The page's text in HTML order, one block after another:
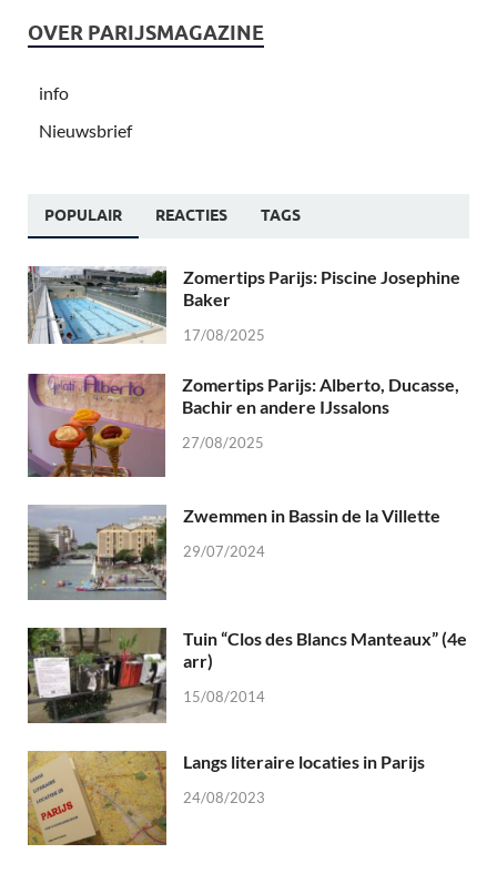
OVER PARIJSMAGAZINE
info
Nieuwsbrief
POPULAIR REACTIES TAGS
Zomertips Parijs: Piscine Josephine
Baker
17/08/2025
Zomertips Parijs: Alberto, Ducasse,
Bachir en andere IJssalons
27/08/2025
Zwemmen in Bassin de la Villette
29/07/2024
Tuin “Clos des Blancs Manteaux” (4e
arr)
15/08/2014
Langs literaire locaties in Parijs
24/08/2023